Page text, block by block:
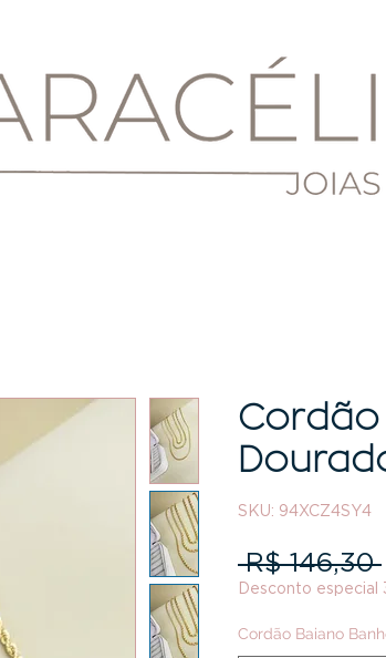
Cordão
SKU: 94XCZ4SY4
R$ 146,30
Desconto especial
Cordão Baiano